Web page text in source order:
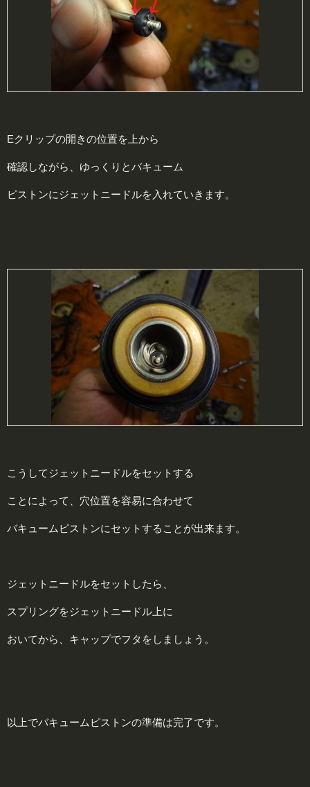
Eクリップの開きの位置を上から
確認しながら、ゆっくりとバキューム
ピストンにジェットニードルを入れていきます。
こうしてジェットニードルをセットする
ことによって、穴位置を容易に合わせて
バキュームピストンにセットすることが出来ます。
ジェットニードルをセットしたら、
スプリングをジェットニードル上に
おいてから、キャップでフタをしましょう。
以上でバキュームピストンの準備は完了です。